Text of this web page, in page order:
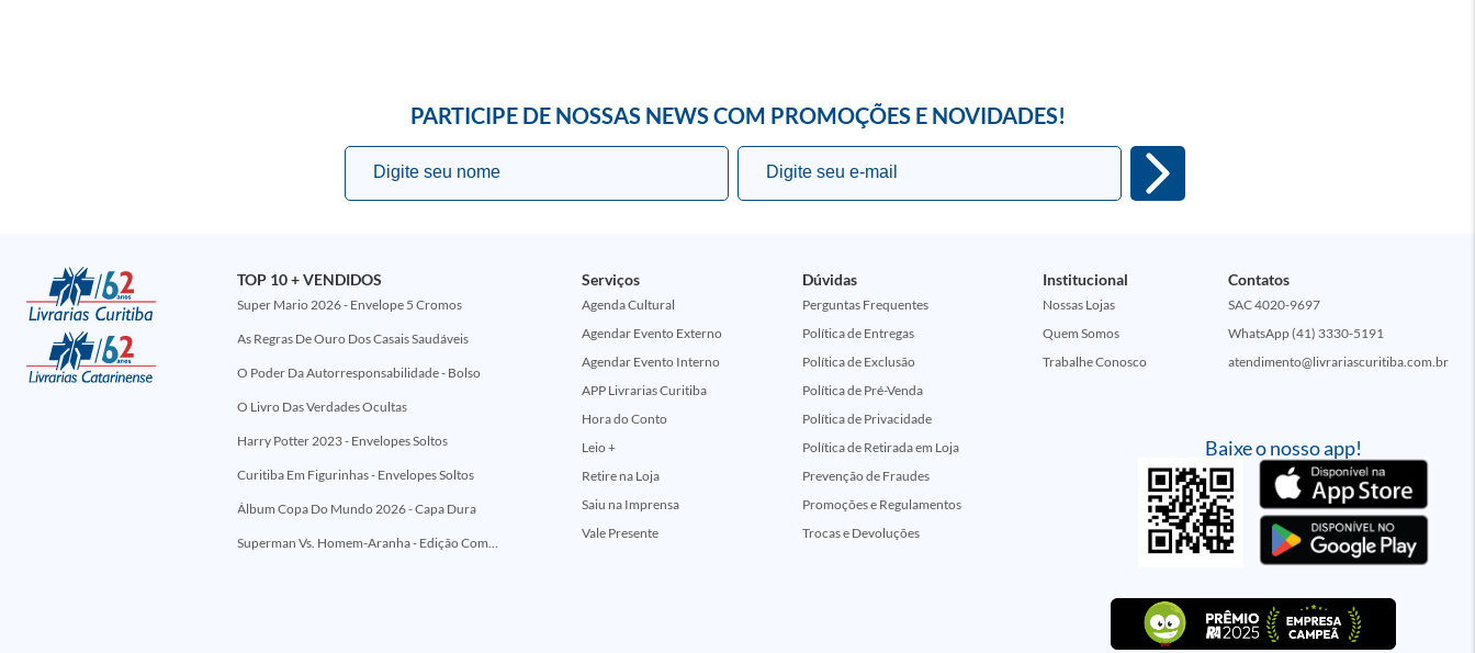
PARTICIPE DE NOSSAS NEWS COM PROMOÇÕES E NOVIDADES!
Baixe o nosso app!
TOP 10 + VENDIDOS
Super Mario 2026 - Envelope 5 Cromos
As Regras De Ouro Dos Casais Saudáveis
O Poder Da Autorresponsabilidade - Bolso
O Livro Das Verdades Ocultas
Harry Potter 2023 - Envelopes Soltos
Curitiba Em Figurinhas - Envelopes Soltos
Álbum Copa Do Mundo 2026 - Capa Dura
Superman Vs. Homem-Aranha - Edição Comemorativa 50 Anos (Encontros Clássicos Dc E Marvel)
Serviços
Agenda Cultural
Agendar Evento Externo
Agendar Evento Interno
APP Livrarias Curitiba
Hora do Conto
Leio +
Retire na Loja
Saiu na Imprensa
Vale Presente
Dúvidas
Perguntas Frequentes
Política de Entregas
Política de Exclusão
Política de Pré-Venda
Política de Privacidade
Política de Retirada em Loja
Prevenção de Fraudes
Promoções e Regulamentos
Trocas e Devoluções
Institucional
Nossas Lojas
Quem Somos
Trabalhe Conosco
Contatos
SAC 4020-9697
WhatsApp (41) 3330-5191
atendimento@livrariascuritiba.com.br